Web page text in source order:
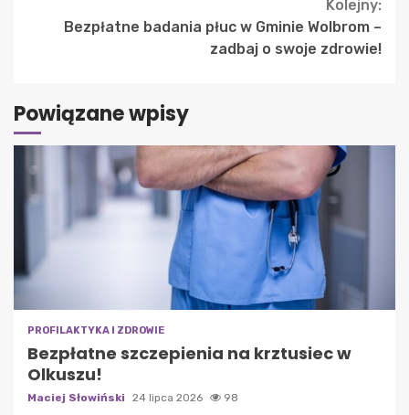
Kolejny:
Bezpłatne badania płuc w Gminie Wolbrom –
zadbaj o swoje zdrowie!
Powiązane wpisy
PROFILAKTYKA I ZDROWIE
Bezpłatne szczepienia na krztusiec w
Olkuszu!
Maciej Słowiński 24 lipca 2026 98